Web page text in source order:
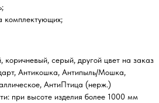
комплектующих;
серый, другой цвет на заказ
Антикошка, Антипыль/Мошка,
АнтиПтица (нерж.)
при высоте изделия более 1000 мм